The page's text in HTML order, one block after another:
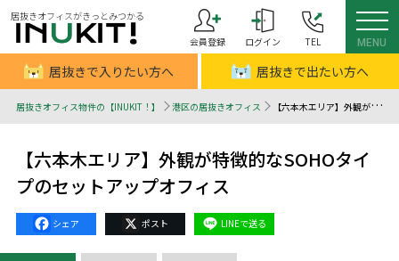
居抜きオフィスがきっとみつかる
会員登録
ログイン TEL MENU
居抜きで入りたい方へ 居抜きで出たい方へ
居抜きオフィス物件の【INUKIT！】 港区の居抜きオフィス 【六本木エリア】外観が特徴的なSOHOタイプのセットアップオフィス - 居抜きオフィスはINUKIT！（イヌキット）
【六本木エリア】外観が特徴的なSOHOタイ
プのセットアップオフィス
Facebook
X Line